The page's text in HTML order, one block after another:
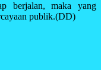
berjalan, maka yang
publik.(DD)